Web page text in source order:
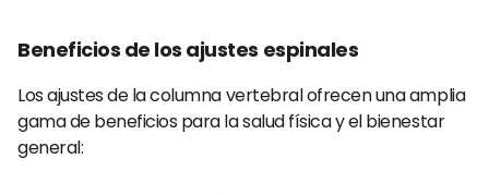
Beneficios de los ajustes espinales
Los ajustes de la columna vertebral ofrecen una amplia
gama de beneficios para la salud física y el bienestar
general: